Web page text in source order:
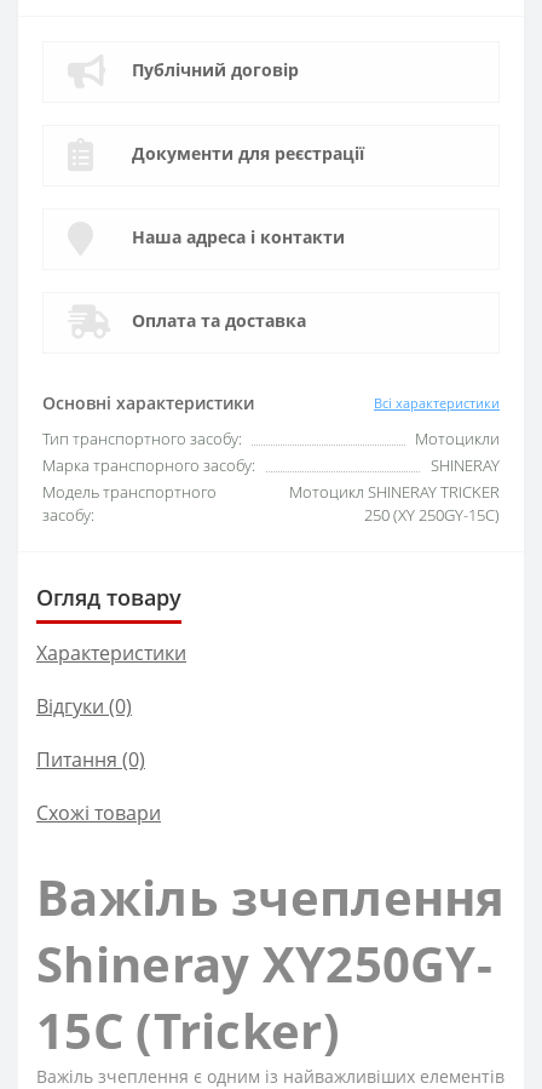
Основні характеристики Всі характеристики
Тип транспортного засобу:
Мотоцикли
Марка транспорного засобу:
SHINERAY
Модель транспортного
засобу:
Мотоцикл SHINERAY TRICKER
250 (XY 250GY-15С)
Публічний договір
Документи для реєстрації
Наша адреса і контакти
Оплата та доставка
Огляд товару
Характеристики
Відгуки (0)
Питання (0)
Схожі товари
Важіль зчеплення
Shineray XY250GY-
15С (Tricker)
Важіль зчеплення є одним із найважливіших елементів